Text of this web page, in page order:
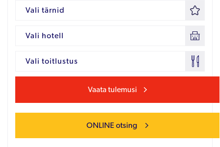
Vali tärnid
Vali hotell
Vali toitlustus
Vaata tulemusi
ONLINE otsing